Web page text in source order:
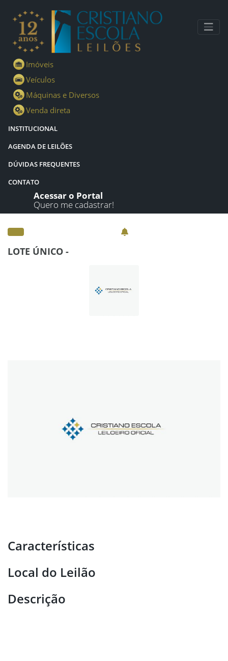
Imóveis
Veículos
Máquinas e Diversos
Venda direta
INSTITUCIONAL
AGENDA DE LEILÕES
DÚVIDAS FREQUENTES
CONTATO
Acessar o Portal
Quero me cadastrar!
LOTE ÚNICO -
Características
Local do Leilão
Descrição